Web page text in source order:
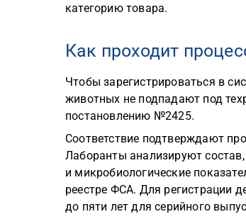
категорию товара.
Как проходит
Чтобы зарегистрироваться в
животных не подпадают под
постановлению №2425.
Соответствие подтверждают
Лаборанты анализируют
и микробиологические
реестре ФСА. Для регистрации
до пяти лет для серийного